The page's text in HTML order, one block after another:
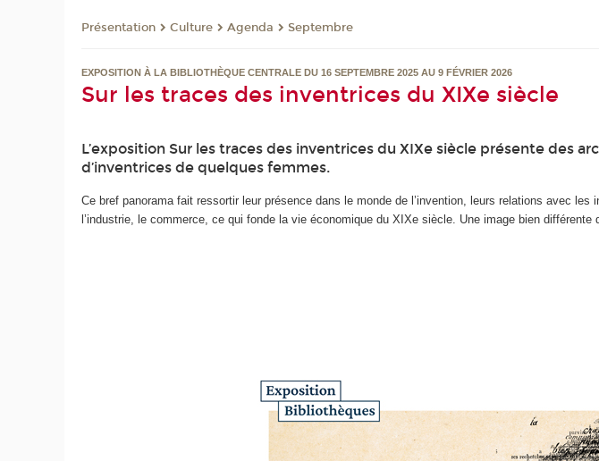
Présentation Culture Agenda Septembre
EXPOSITION À LA BIBLIOTHÈQUE CENTRALE DU 16 SEPTEMBRE 2025 AU 9 FÉVRIER 2026
Sur les traces des inventrices du XIXe siècle
L’exposition Sur les traces des inventrices du XIXe siècle présente des
d’inventrices de quelques femmes.
Ce bref panorama fait ressortir leur présence dans le monde de l’invention, leurs relations avec
l’industrie, le commerce, ce qui fonde la vie économique du XIXe siècle. Une image bien